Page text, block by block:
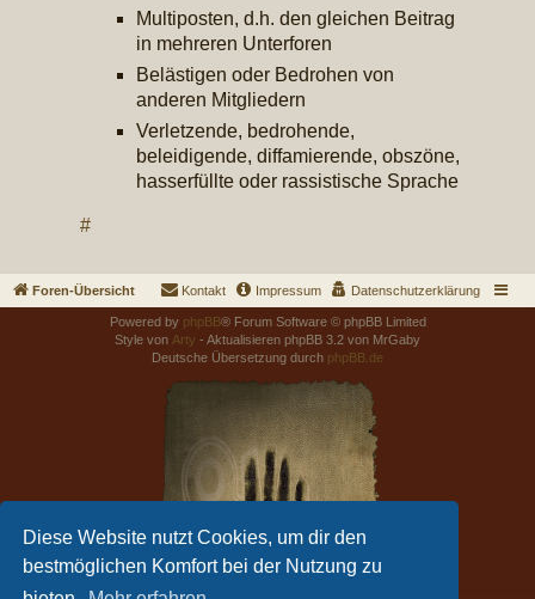
Diese Website nutzt Cookies, um dir den
bestmöglichen Komfort bei der Nutzung zu
Multiposten, d.h. den gleichen Beitrag
in mehreren Unterforen
Belästigen oder Bedrohen von
anderen Mitgliedern
Verletzende, bedrohende,
beleidigende, diffamierende, obszöne,
hasserfüllte oder rassistische Sprache
#
Foren-Übersicht Datenschutzerklärung
Impressum
Kontakt
Powered by phpBB® Forum Software © phpBB Limited
Style von Arty - Aktualisieren phpBB 3.2 von MrGaby
Deutsche Übersetzung durch phpBB.de